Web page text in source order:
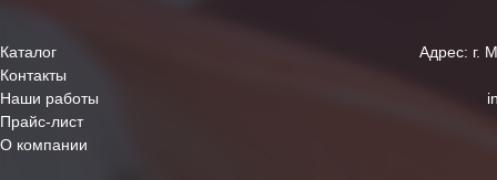
Каталог
Контакты
Наши работы
Прайс-лист
О компании
Адрес: г.